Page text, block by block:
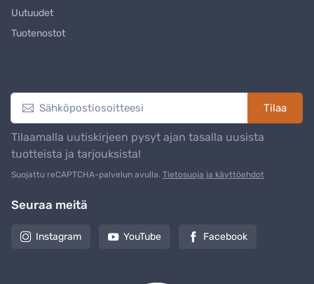
Uutuudet
Tuotenostot
Tilaa
Tilaamalla uutiskirjeen pysyt ajan tasalla uusista
tuotteista ja tarjouksista!
Suojattu reCAPTCHA-palvelun avulla. Tietosuoja ja käyttöehdot
Seuraa meitä
Instagram YouTube Facebook